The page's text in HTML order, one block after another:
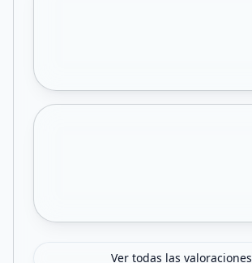
Ver todas las valoraciones